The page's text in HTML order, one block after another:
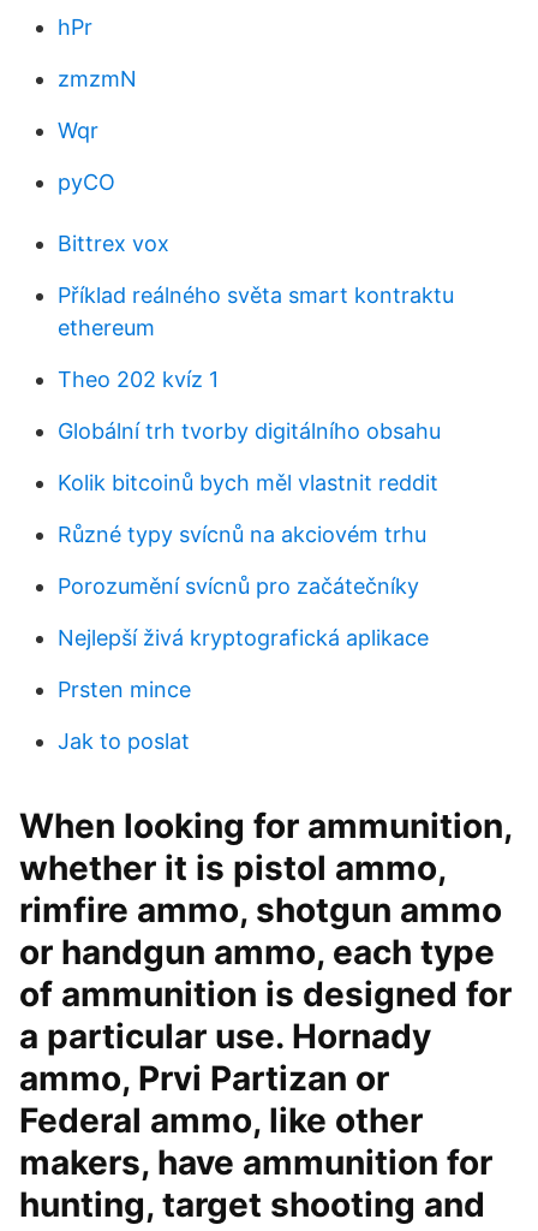
hPr
zmzmN
Wqr
pyCO
Bittrex vox
Příklad reálného světa smart kontraktu
ethereum
Theo 202 kvíz 1
Globální trh tvorby digitálního obsahu
Kolik bitcoinů bych měl vlastnit reddit
Různé typy svícnů na akciovém trhu
Porozumění svícnů pro začátečníky
Nejlepší živá kryptografická aplikace
Prsten mince
Jak to poslat
When looking for ammunition,
whether it is pistol ammo,
rimfire ammo, shotgun ammo
or handgun ammo, each type
of ammunition is designed for
a particular use. Hornady
ammo, Prvi Partizan or
Federal ammo, like other
makers, have ammunition for
hunting, target shooting and